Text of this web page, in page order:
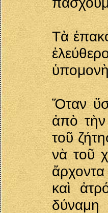
Τὰ
ὑπομονὴ
Ὅταν
ἀπὸ τὴν
τοῦ
νὰ τοῦ
καὶ
δύναμη